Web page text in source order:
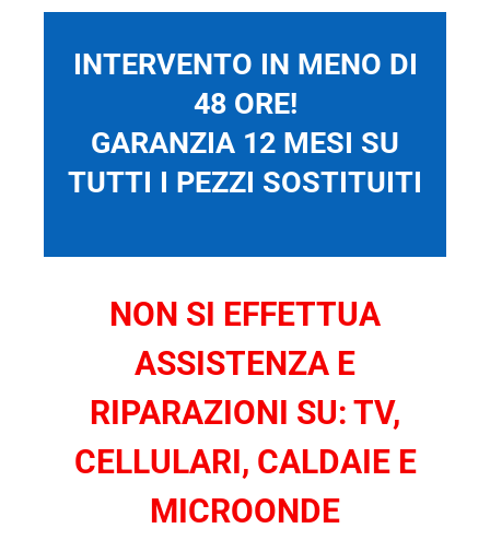
INTERVENTO IN MENO DI
48 ORE!
GARANZIA 12 MESI SU
TUTTI I PEZZI SOSTITUITI
NON SI EFFETTUA
ASSISTENZA E
RIPARAZIONI SU: TV,
CELLULARI, CALDAIE E
MICROONDE